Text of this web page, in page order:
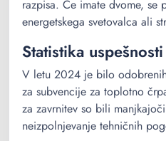
razpisa. Če imate dvome, se
energetskega svetovalca ali
Statistika
V letu 2024 je bilo
za subvencije za toplotno
za zavrnitev so bili
neizpolnjevanje tehničnih